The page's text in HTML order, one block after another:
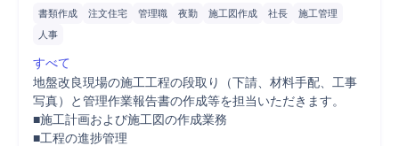
書類作成 注文住宅 管理職 夜勤 施工図作成 社長
施工管理
人事
すべて
地盤改良現場の施工工程の段取り（下請、材料手配、工事
写真）と管理作業報告書の作成等を担当いただきます。
■施工計画および施工図の作成業務
■工程の進捗管理